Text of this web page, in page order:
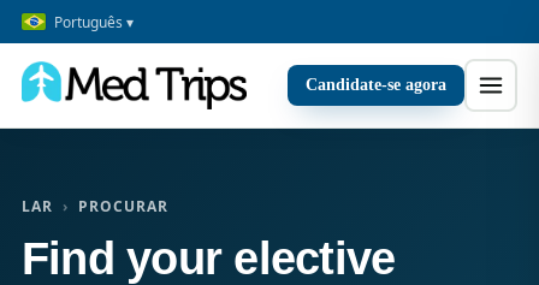
Português ▾
Candidate-se agora
LAR › PROCURAR
Find your elective